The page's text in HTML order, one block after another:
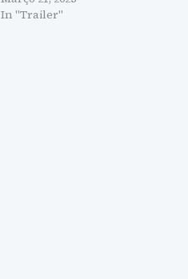
In "Trailer"